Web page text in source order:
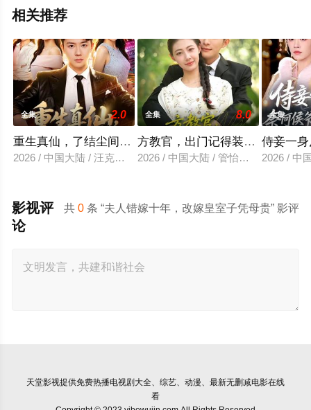
相关推荐
全集 2.0
重生真仙，了结尘间恩怨
2026 / 中国大陆 / 汪克强＆田诗园
全集 8.0
方教官，出门记得装不熟
2026 / 中国大陆 / 管怡欣＆鲍李宁＆
全集
侍妾一
2026 / 中
共0 条 “夫人错嫁十年，改嫁皇室子凭母贵” 影评
影视评
论
天堂影视提供免费热播电视剧大全、综艺、动漫、最新无删减电影在线
看